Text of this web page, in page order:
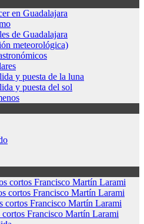
en Guadalajara
de Guadalajara
meteorológica)
y puesta de la luna
y puesta del sol
cortos Francisco Martín Larami
cortos Francisco Martín Larami
cortos Francisco Martín Larami
cortos Francisco Martín Larami